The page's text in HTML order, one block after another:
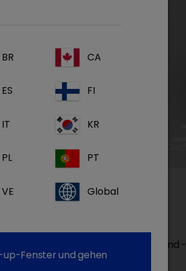
der Seuchenprävention und -
BR CA
ES FI
IT KR
PL PT
VE Global
up-Fenster und gehen